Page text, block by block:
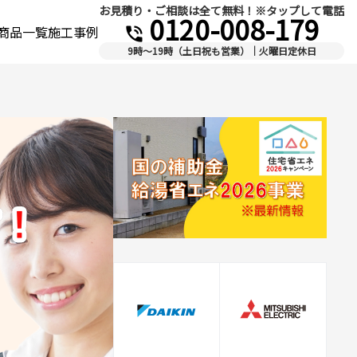
品一覧施工事例
お見積り・ご相談は全て無料！※タップして電話
phone_in_talk 0120-008-179
9時～19時（土日祝も営業）｜火曜日定休日